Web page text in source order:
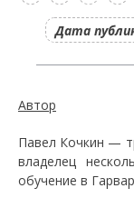
Дата
Автор
Павел Кочкин —
владелец
обучение в